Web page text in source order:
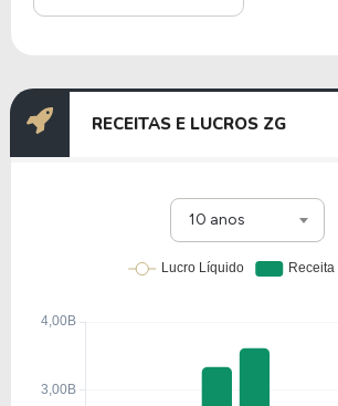
RECEITAS E LUCROS ZG
10 anos